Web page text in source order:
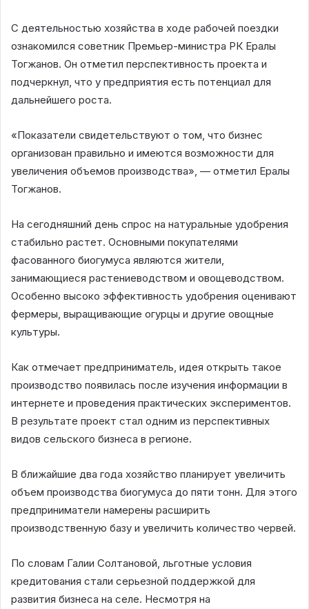
С деятельностью хозяйства в ходе рабочей поездки
ознакомился советник Премьер-министра РК Ералы
Тогжанов. Он отметил перспективность проекта и
подчеркнул, что у предприятия есть потенциал для
дальнейшего роста.
«Показатели свидетельствуют о том, что бизнес
организован правильно и имеются возможности для
увеличения объемов производства», — отметил Ералы
Тогжанов.
На сегодняшний день спрос на натуральные удобрения
стабильно растет. Основными покупателями
фасованного биогумуса являются жители,
занимающиеся растениеводством и овощеводством.
Особенно высоко эффективность удобрения оценивают
фермеры, выращивающие огурцы и другие овощные
культуры.
Как отмечает предприниматель, идея открыть такое
производство появилась после изучения информации в
интернете и проведения практических экспериментов.
В результате проект стал одним из перспективных
видов сельского бизнеса в регионе.
В ближайшие два года хозяйство планирует увеличить
объем производства биогумуса до пяти тонн. Для этого
предприниматели намерены расширить
производственную базу и увеличить количество червей.
По словам Галии Солтановой, льготные условия
кредитования стали серьезной поддержкой для
развития бизнеса на селе. Несмотря на